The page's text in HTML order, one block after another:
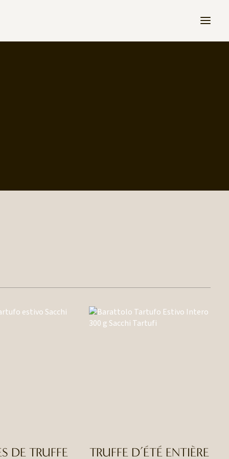
DE TRUFFE
TRUFFE D’ÉTÉ ENTIÈRE